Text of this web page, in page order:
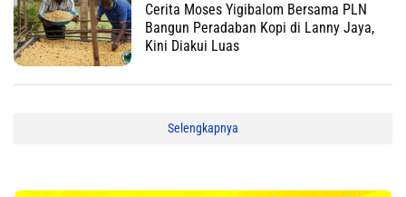
Cerita Moses Yigibalom Bersama PLN
Bangun Peradaban Kopi di Lanny Jaya,
Kini Diakui Luas
Selengkapnya